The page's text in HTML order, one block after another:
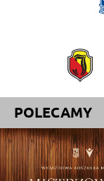
POLECAMY